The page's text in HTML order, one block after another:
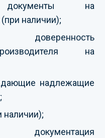
документы на
наличии);
доверенность
на
надлежащие
наличии);
документация